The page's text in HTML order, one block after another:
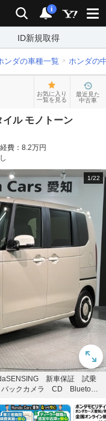
検索 通知
i
ID新規取得
ンダの車種一覧 ホンダの
お気に入り
一覧を見る
最近見た
中古車
ル モノトーン
費： 8.2万円
1/22
新車保証 試乗
ックカメラ CD Bluetoo